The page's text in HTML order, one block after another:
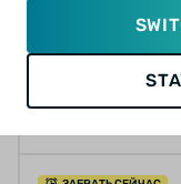
1 095 грн